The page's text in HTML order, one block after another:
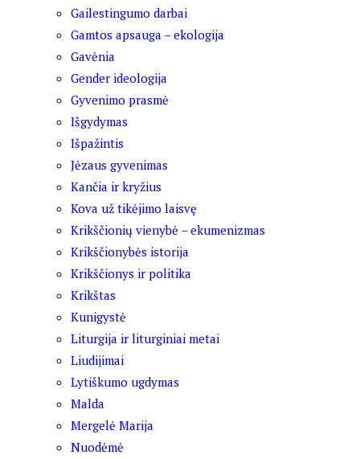
Gailestingumo darbai
Gamtos apsauga – ekologija
Gavėnia
Gender ideologija
Gyvenimo prasmė
Išgydymas
Išpažintis
Jėzaus gyvenimas
Kančia ir kryžius
Kova už tikėjimo laisvę
Krikščionių vienybė – ekumenizmas
Krikščionybės istorija
Krikščionys ir politika
Krikštas
Kunigystė
Liturgija ir liturginiai metai
Liudijimai
Lytiškumo ugdymas
Malda
Mergelė Marija
Nuodėmė